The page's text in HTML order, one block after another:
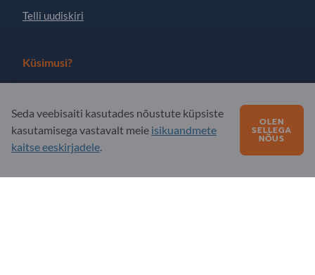
Telli uudiskiri
Küsimusi?
Meie teenuste pakkumine
Meie firmast
Seda veebisaiti kasutades nõustute küpsiste
kasutamisega vastavalt meie isikuandmete
kaitse eeskirjadele.
OLEN
SELLEGA
NÕUS